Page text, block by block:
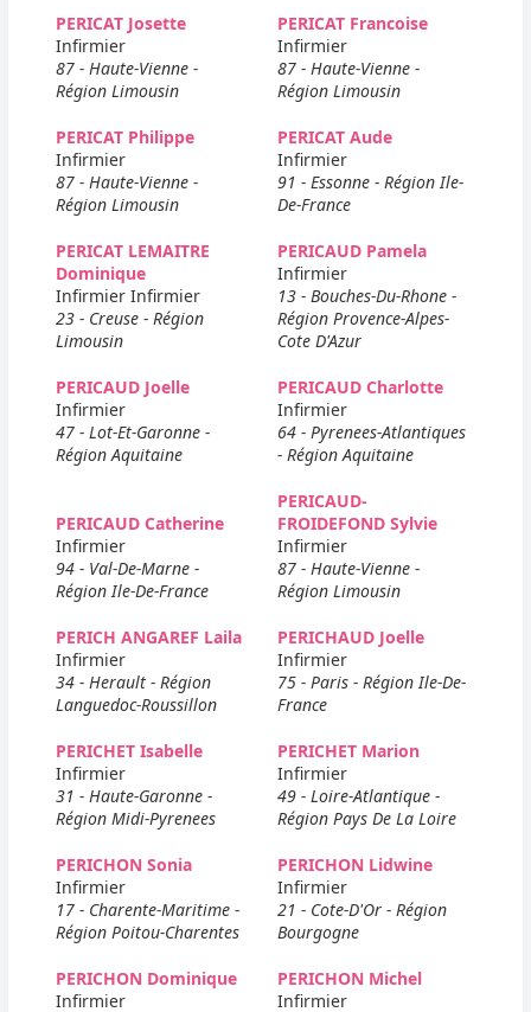
PERICAT Josette
Infirmier
87 - Haute-Vienne -
Région Limousin
PERICAT Francoise
Infirmier
87 - Haute-Vienne -
Région Limousin
PERICAT Philippe
Infirmier
87 - Haute-Vienne -
Région Limousin
PERICAT Aude
Infirmier
91 - Essonne - Région Ile-
De-France
PERICAT LEMAITRE
Dominique
Infirmier Infirmier
23 - Creuse - Région
Limousin
PERICAUD Pamela
Infirmier
13 - Bouches-Du-Rhone -
Région Provence-Alpes-
Cote D'Azur
PERICAUD Joelle
Infirmier
47 - Lot-Et-Garonne -
Région Aquitaine
PERICAUD Charlotte
Infirmier
64 - Pyrenees-Atlantiques
- Région Aquitaine
PERICAUD Catherine
Infirmier
94 - Val-De-Marne -
Région Ile-De-France
PERICAUD-
FROIDEFOND Sylvie
Infirmier
87 - Haute-Vienne -
Région Limousin
PERICH ANGAREF Laila
Infirmier
34 - Herault - Région
Languedoc-Roussillon
PERICHAUD Joelle
Infirmier
75 - Paris - Région Ile-De-
France
PERICHET Isabelle
Infirmier
31 - Haute-Garonne -
Région Midi-Pyrenees
PERICHET Marion
Infirmier
49 - Loire-Atlantique -
Région Pays De La Loire
PERICHON Sonia
Infirmier
17 - Charente-Maritime -
Région Poitou-Charentes
PERICHON Lidwine
Infirmier
21 - Cote-D'Or - Région
Bourgogne
PERICHON Dominique
Infirmier
PERICHON Michel
Infirmier